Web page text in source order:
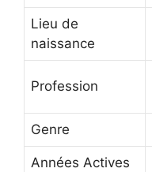
Lieu de
naissance
Profession
Genre
Années Actives